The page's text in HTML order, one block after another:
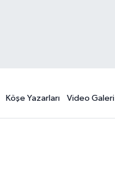
Köşe Yazarları Video Galeri